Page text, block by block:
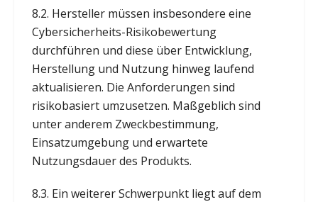
8.2. Hersteller müssen insbesondere eine
Cybersicherheits-Risikobewertung
durchführen und diese über Entwicklung,
Herstellung und Nutzung hinweg laufend
aktualisieren. Die Anforderungen sind
risikobasiert umzusetzen. Maßgeblich sind
unter anderem Zweckbestimmung,
Einsatzumgebung und erwartete
Nutzungsdauer des Produkts.
8.3. Ein weiterer Schwerpunkt liegt auf dem